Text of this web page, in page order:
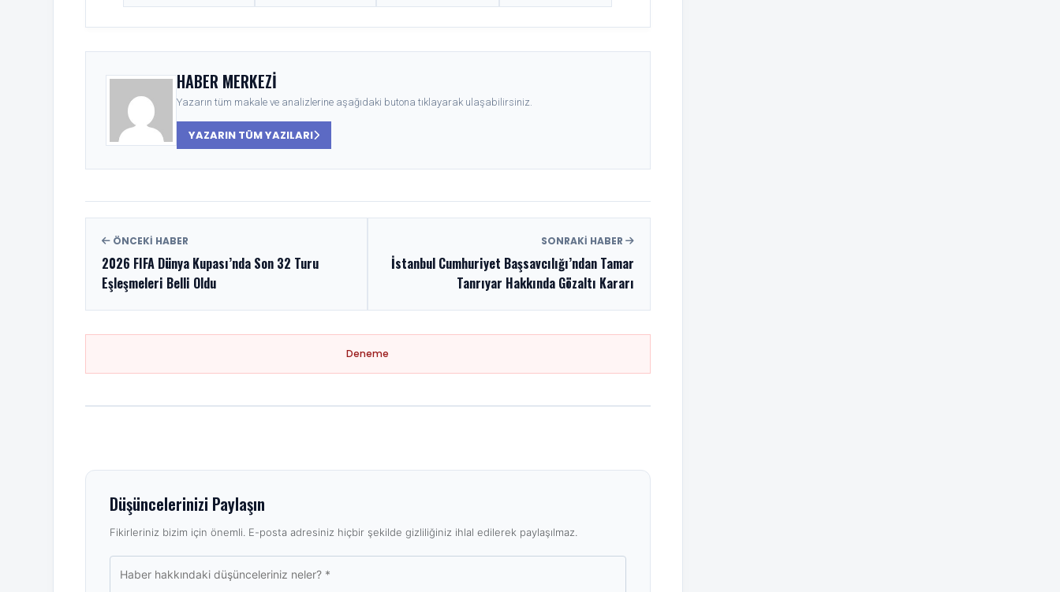
HABER MERKEZI
Yazarın tüm makale ve analizlerine aşağıdaki butona tıklayarak ulaşabilirsiniz.
YAZARIN TÜM YAZILARI
ÖNCEKI HABER
2026 FIFA Dünya Kupası’nda Son 32 Turu
Eşleşmeleri Belli Oldu
SONRAKI HABER
İstanbul Cumhuriyet Başsavcılığı’ndan Tamar
Tanrıyar Hakkında Gözaltı Kararı
Deneme
Düşüncelerinizi Paylaşın
Fikirleriniz bizim için önemli. E-posta adresiniz hiçbir şekilde gizliliğiniz ihlal edilerek paylaşılmaz.